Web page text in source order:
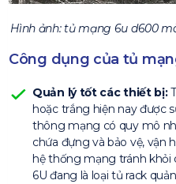
Hình ảnh: tủ mạng 6u d600
Công dụng của tủ
Quản lý tốt các thiết bị:
hoặc trắng hiện nay được
thông mạng có quy mô
chứa đựng và bảo vệ, vận
hệ thống mạng tránh khỏi
6U đang là loại tủ rack